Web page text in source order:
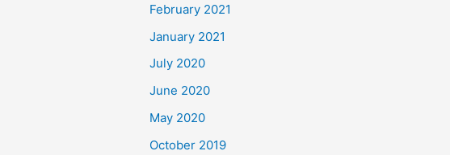
February 2021
January 2021
July 2020
June 2020
May 2020
October 2019